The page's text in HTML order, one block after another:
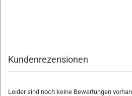
Kundenrezensionen
Leider sind noch keine Bewertungen